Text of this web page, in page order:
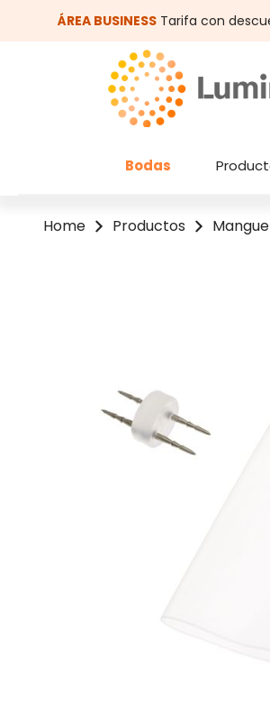
al contenido principal
Saltar a la búsqueda
ÁREA BUSINESS Tarifa con
Bodas
Home Productos